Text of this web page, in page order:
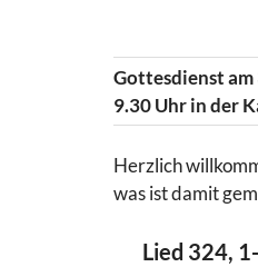
Gottesdienst am
9.30 Uhr in der
Herzlich
was ist damit
Lied 324,